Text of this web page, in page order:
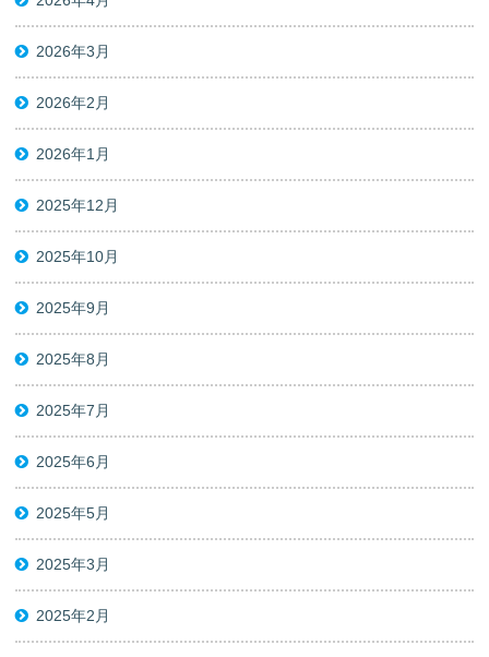
2026年3月
2026年2月
2026年1月
2025年12月
2025年10月
2025年9月
2025年8月
2025年7月
2025年6月
2025年5月
2025年3月
2025年2月